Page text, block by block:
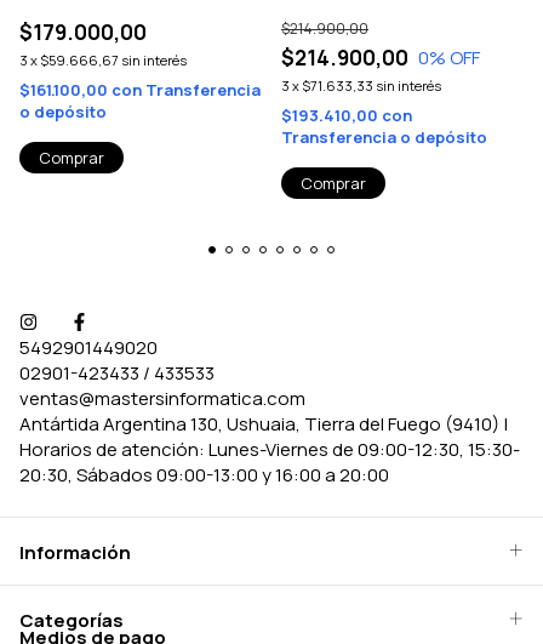
$179.000,00
3 x $59.666,67 sin interés
$161.100,00 con Transferencia
o depósito
$214.900,00
$214.900,00
0% OFF
3 x $71.633,33 sin interés
$193.410,00 con
Transferencia o depósito
5492901449020
02901-423433 / 433533
ventas@mastersinformatica.com
Antártida Argentina 130, Ushuaia, Tierra del Fuego (9410) |
Horarios de atención: Lunes-Viernes de 09:00-12:30, 15:30-
20:30, Sábados 09:00-13:00 y 16:00 a 20:00
Información
Categorías
Medios de pago